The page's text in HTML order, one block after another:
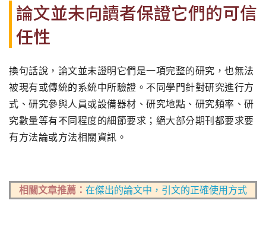
論文並未向讀者保證它們的可信
任性
換句話說，論文並未證明它們是一項完整的研究，也無法
被現有或傳統的系統中所驗證。不同學門針對研究進行方
式、研究參與人員或設備器材、研究地點、研究頻率、研
究數量等有不同程度的細節要求；絕大部分期刊都要求要
有方法論或方法相關資訊。
相關文章推薦： 在傑出的論文中，引文的正確使用方式